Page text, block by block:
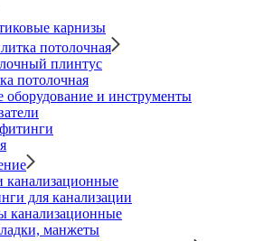
карнизы
потолочная
плинтус
потолочная
и инструменты
для канализации
канализационные
манжеты